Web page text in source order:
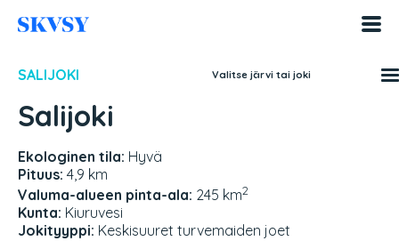
sisältöön
SALIJOKI Valitse järvi tai joki
Salijoki
Ekologinen tila: Hyvä
Pituus: 4,9 km
Valuma-alueen pinta-ala: 245 km2
Kunta: Kiuruvesi
Jokityyppi: Keskisuuret turvemaiden joet